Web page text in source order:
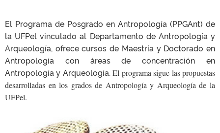
TELEFONES
El Programa de Posgrado en Antropología (PPGAnt) de
la UFPel vinculado al Departamento de Antropología y
Arqueología, ofrece cursos de Maestría y Doctorado en
Antropología con áreas de concentración en
Antropología y Arqueología.El programa sigue las propuestas
desarrolladas en los grados de Antropología y Arqueología de la
UFPel.